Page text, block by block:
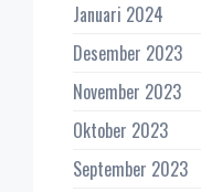
Januari 2024
Desember 2023
November 2023
Oktober 2023
September 2023